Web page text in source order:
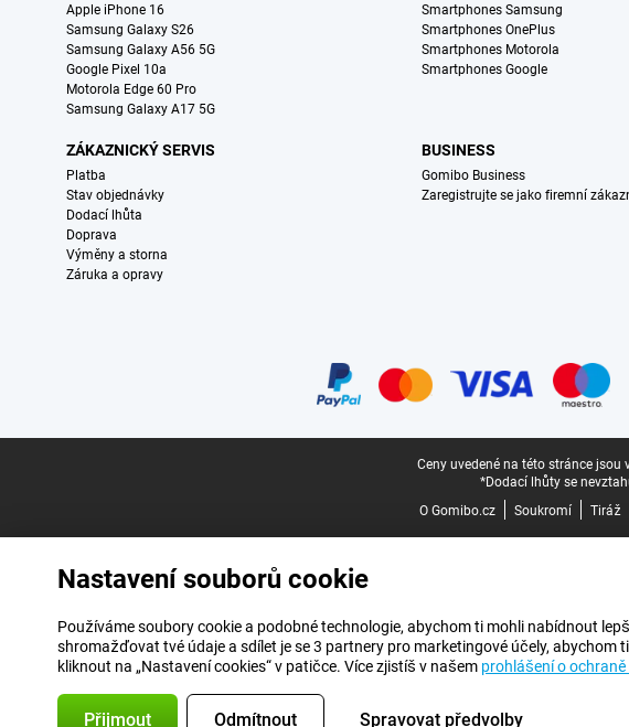
Apple iPhone 16
Samsung Galaxy S26
Samsung Galaxy A56 5G
Google Pixel 10a
Motorola Edge 60 Pro
Samsung Galaxy A17 5G
Smartphones Samsung
Smartphones OnePlus
Smartphones Motorola
Smartphones Google
ZÁKAZNICKÝ SERVIS
Platba
Stav objednávky
Dodací lhůta
Doprava
Výměny a storna
Záruka a opravy
BUSINESS
Gomibo Business
Zaregistrujte se jako firemní
Ceny uvedené na této stránce jsou
*Dodací lhůty se
O Gomibo.cz
Soukromí Tiráž
Nastavení souborů cookie
Používáme soubory cookie a podobné technologie, abychom ti mohli nabídnout
shromažďovat tvé údaje a sdílet je se 3 partnery pro marketingové účely,
kliknout na „Nastavení cookies“ v patičce. Více zjistíš v našem prohlášení o
Přijmout Odmítnout Spravovat předvolby